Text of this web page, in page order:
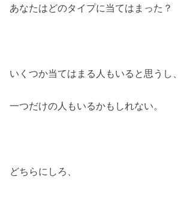
あなたはどのタイプに当てはまった？
いくつか当てはまる人もいると思うし、
一つだけの人もいるかもしれない。
どちらにしろ、